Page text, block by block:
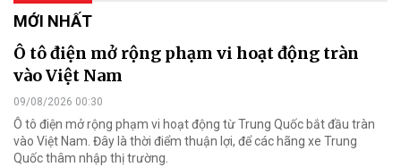
MỚI NHẤT
Ô tô điện mở rộng phạm vi hoạt động tràn
vào Việt Nam
09/08/2026 00:30
Ô tô điện mở rộng phạm vi hoạt động từ Trung Quốc bắt đầu tràn
vào Việt Nam. Đây là thời điểm thuận lợi, để các hãng xe Trung
Quốc thâm nhập thị trường.